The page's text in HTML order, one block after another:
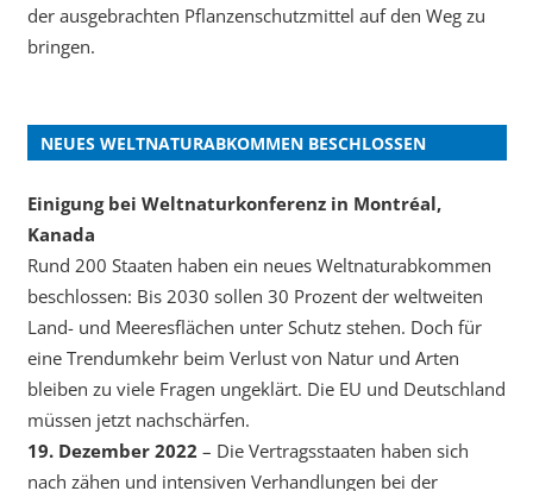
der ausgebrachten Pflanzenschutzmittel auf den Weg zu
bringen.
NEUES WELTNATURABKOMMEN BESCHLOSSEN
Einigung bei Weltnaturkonferenz in Montréal,
Kanada
Rund 200 Staaten haben ein neues Weltnaturabkommen
beschlossen: Bis 2030 sollen 30 Prozent der weltweiten
Land- und Meeresflächen unter Schutz stehen. Doch für
eine Trendumkehr beim Verlust von Natur und Arten
bleiben zu viele Fragen ungeklärt. Die EU und Deutschland
müssen jetzt nachschärfen.
19. Dezember 2022 – Die Vertragsstaaten haben sich
nach zähen und intensiven Verhandlungen bei der